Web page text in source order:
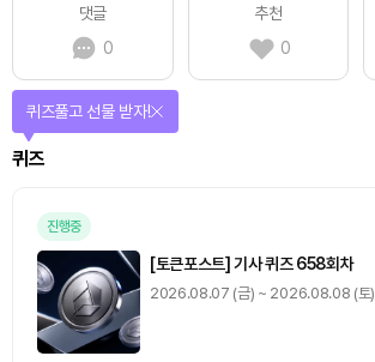
댓글
0
추천
0
퀴즈
퀴즈풀고 선물 받자!
진행중
[토큰포스트] 기사 퀴즈 658회차
2026.08.07 (금) ~ 2026.08.08 (토)